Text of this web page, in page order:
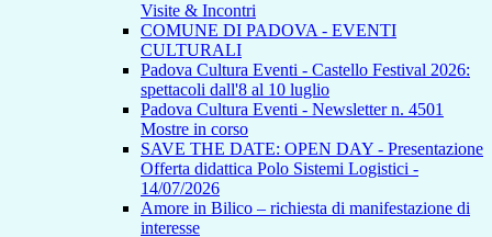
Visite & Incontri
COMUNE DI PADOVA - EVENTI
CULTURALI
Padova Cultura Eventi - Castello Festival 2026:
spettacoli dall'8 al 10 luglio
Padova Cultura Eventi - Newsletter n. 4501
Mostre in corso
SAVE THE DATE: OPEN DAY - Presentazione
Offerta didattica Polo Sistemi Logistici -
14/07/2026
Amore in Bilico – richiesta di manifestazione di
interesse